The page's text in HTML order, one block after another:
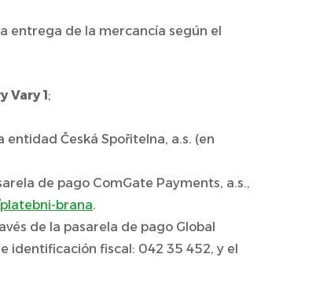
entrega de la mercancía según el
Vary 1;
entidad Česká Spořitelna, a.s. (en
de pago ComGate Payments, a.s.,
brana.
de la pasarela de pago Global
identificación fiscal: 042 35 452, y el